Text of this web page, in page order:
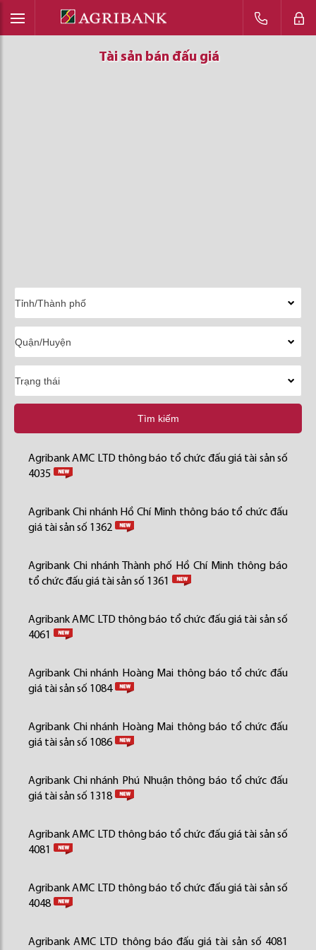
Tài sản bán đấu giá
Tài sản bán đấu giá
Tài sản bán đấu giá
Tìm kiếm
Agribank AMC LTD thông báo tổ chức đấu giá tài sản số
4035
Agribank Chi nhánh Hồ Chí Minh thông báo tổ chức đấu
giá tài sản số 1362
Agribank Chi nhánh Thành phố Hồ Chí Minh thông báo
tổ chức đấu giá tài sản số 1361
Agribank AMC LTD thông báo tổ chức đấu giá tài sản số
4061
Agribank Chi nhánh Hoàng Mai thông báo tổ chức đấu
giá tài sản số 1084
Agribank Chi nhánh Hoàng Mai thông báo tổ chức đấu
giá tài sản số 1086
Agribank Chi nhánh Phú Nhuận thông báo tổ chức đấu
giá tài sản số 1318
Agribank AMC LTD thông báo tổ chức đấu giá tài sản số
4081
Agribank AMC LTD thông báo tổ chức đấu giá tài sản số
4048
Agribank AMC LTD thông báo đấu giá tài sản số 4081